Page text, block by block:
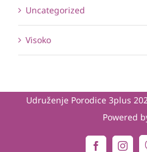
Uncategorized
Visoko
Udruženje Porodice 3plus
Powered